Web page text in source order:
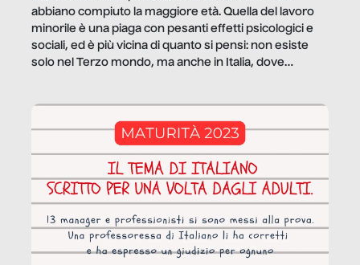
abbiano compiuto la maggiore età. Quella del lavoro
minorile è una piaga con pesanti effetti psicologici e
sociali, ed è più vicina di quanto si pensi: non esiste
solo nel Terzo mondo, ma anche in Italia, dove